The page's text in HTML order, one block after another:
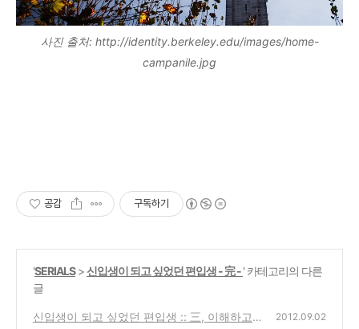
사진 출처: http://identity.berkeley.edu/images/home-
campanile.jpg
공감 구독하기
'SERIALS> 신입생이 되고 싶었던 편입생 - 完 -' 카테고리의 다른
글
신입생이 되고 싶었던 편입생 :: 三, 이해하고
2012.09.02